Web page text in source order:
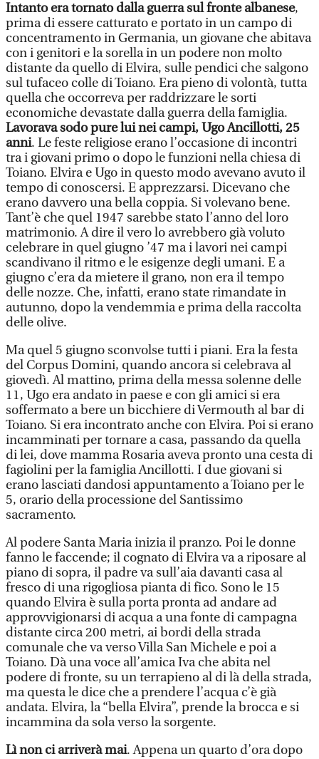
Intanto era tornato dalla guerra sul fronte albanese,
prima di essere catturato e portato in un campo di
concentramento in Germania, un giovane che abitava
con i genitori e la sorella in un podere non molto
distante da quello di Elvira, sulle pendici che salgono
sul tufaceo colle di Toiano. Era pieno di volontà, tutta
quella che occorreva per raddrizzare le sorti
economiche devastate dalla guerra della famiglia.
Lavorava sodo pure lui nei campi, Ugo Ancillotti, 25
anni. Le feste religiose erano l’occasione di incontri
tra i giovani primo o dopo le funzioni nella chiesa di
Toiano. Elvira e Ugo in questo modo avevano avuto il
tempo di conoscersi. E apprezzarsi. Dicevano che
erano davvero una bella coppia. Si volevano bene.
Tant’è che quel 1947 sarebbe stato l’anno del loro
matrimonio. A dire il vero lo avrebbero già voluto
celebrare in quel giugno ’47 ma i lavori nei campi
scandivano il ritmo e le esigenze degli umani. E a
giugno c’era da mietere il grano, non era il tempo
delle nozze. Che, infatti, erano state rimandate in
autunno, dopo la vendemmia e prima della raccolta
delle olive.
Ma quel 5 giugno sconvolse tutti i piani. Era la festa
del Corpus Domini, quando ancora si celebrava al
giovedì. Al mattino, prima della messa solenne delle
11, Ugo era andato in paese e con gli amici si era
soffermato a bere un bicchiere di Vermouth al bar di
Toiano. Si era incontrato anche con Elvira. Poi si erano
incamminati per tornare a casa, passando da quella
di lei, dove mamma Rosaria aveva pronto una cesta di
fagiolini per la famiglia Ancillotti. I due giovani si
erano lasciati dandosi appuntamento a Toiano per le
5, orario della processione del Santissimo
sacramento.
Al podere Santa Maria inizia il pranzo. Poi le donne
fanno le faccende; il cognato di Elvira va a riposare al
piano di sopra, il padre va sull’aia davanti casa al
fresco di una rigogliosa pianta di fico. Sono le 15
quando Elvira è sulla porta pronta ad andare ad
approvvigionarsi di acqua a una fonte di campagna
distante circa 200 metri, ai bordi della strada
comunale che va verso Villa San Michele e poi a
Toiano. Dà una voce all’amica Iva che abita nel
podere di fronte, su un terrapieno al di là della strada,
ma questa le dice che a prendere l’acqua c’è già
andata. Elvira, la “bella Elvira”, prende la brocca e si
incammina da sola verso la sorgente.
Lì non ci arriverà mai. Appena un quarto d’ora dopo